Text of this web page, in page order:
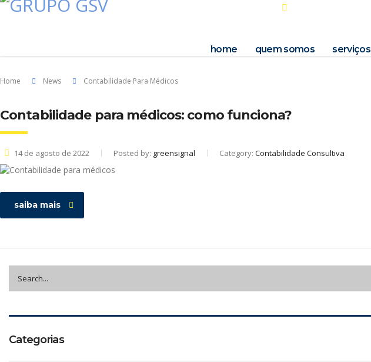
home quem somos serviços
Home News Contabilidade Para Médicos
Contabilidade para médicos: como funciona?
14 de agosto de 2022 Posted by: greensignal Category: Contabilidade Consultiva
saiba mais
Categorias